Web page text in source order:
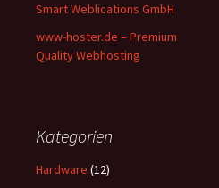
Smart Weblications GmbH
www-hoster.de – Premium
Quality Webhosting
Kategorien
Hardware (12)